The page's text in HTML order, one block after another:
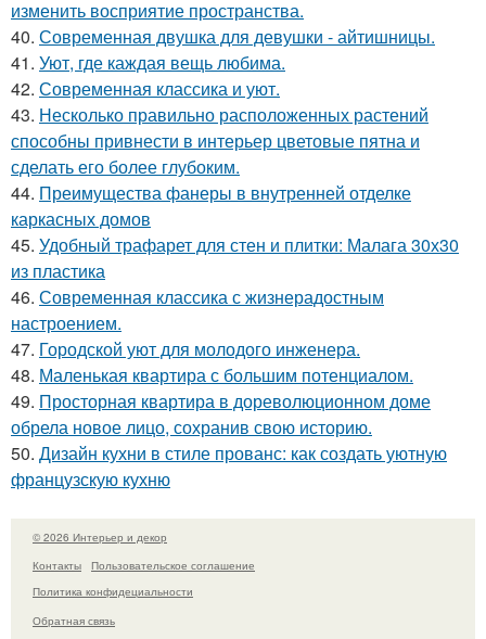
изменить восприятие пространства.
40. Современная двушка для девушки - айтишницы.
41. Уют, где каждая вещь любима.
42. Современная классика и уют.
43. Несколько правильно расположенных растений
способны привнести в интерьер цветовые пятна и
сделать его более глубоким.
44. Преимущества фанеры в внутренней отделке
каркасных домов
45. Удобный трафарет для стен и плитки: Малага 30х30
из пластика
46. Современная классика с жизнерадостным
настроением.
47. Городской уют для молодого инженера.
48. Маленькая квартира с большим потенциалом.
49. Просторная квартира в дореволюционном доме
обрела новое лицо, сохранив свою историю.
50. Дизайн кухни в стиле прованс: как создать уютную
французскую кухню
© 2026 Интерьер и декор
Контакты
Пользовательское соглашение
Политика конфидециальности
Обратная связь